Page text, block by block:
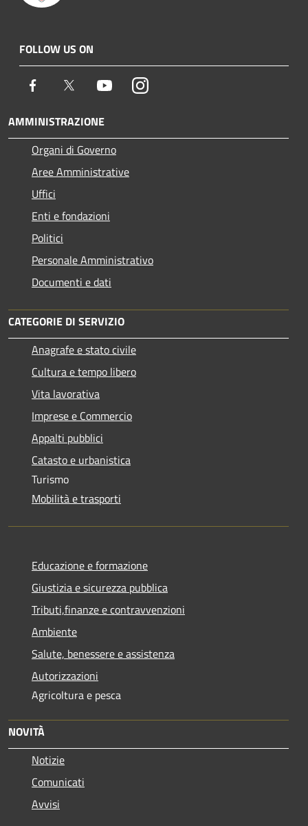
FOLLOW US ON
Facebook Twitter YoutubeInstagram
AMMINISTRAZIONE
Organi di Governo
Aree Amministrative
Uffici
Enti e fondazioni
Politici
Personale Amministrativo
Documenti e dati
CATEGORIE DI SERVIZIO
Anagrafe e stato civile
Cultura e tempo libero
Vita lavorativa
Imprese e Commercio
Appalti pubblici
Catasto e urbanistica
Turismo
Mobilità e trasporti
Educazione e formazione
Giustizia e sicurezza pubblica
Tributi,finanze e contravvenzioni
Ambiente
Salute, benessere e assistenza
Autorizzazioni
Agricoltura e pesca
NOVITÀ
Notizie
Comunicati
Avvisi